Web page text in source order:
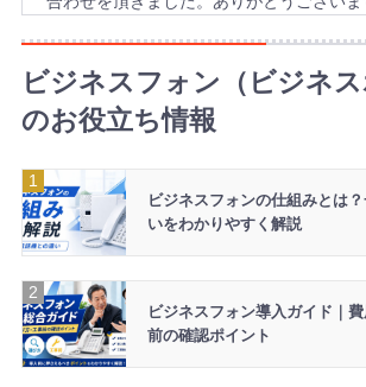
2026年8月6日 17:34
【東京都】ビジネスホン NEC 7台 導入の
頂きました。ありがとうございます。
2026年8月6日 16:51
頂きました。ありがとうございます。
2026年8月6日 16:45
【北海道】ビジネスホン NTT 4台 導入の
きました。ありがとうございます。
2026年8月6日 15:53
【神奈川県】ビジネスフォン HITACHI 3台
ビジネスフォン（ビジネ
のお役立ち情報
ビジネスフォンの仕組みとは
いをわかりやすく解説
ビジネスフォン導入ガイド｜
前の確認ポイント